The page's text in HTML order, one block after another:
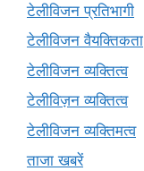
टेलीविजन प्रतिभागी
टेलीविजन वैयक्तिकता
टेलीविजन व्यक्तित्व
टेलीविज़न व्यक्तित्व
टेलीविजन व्यक्तिमत्व
ताजा खबरें